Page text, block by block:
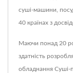
суші-машини,
40 країнах з
Маючи понад 20
здатність
обладнання Суші-